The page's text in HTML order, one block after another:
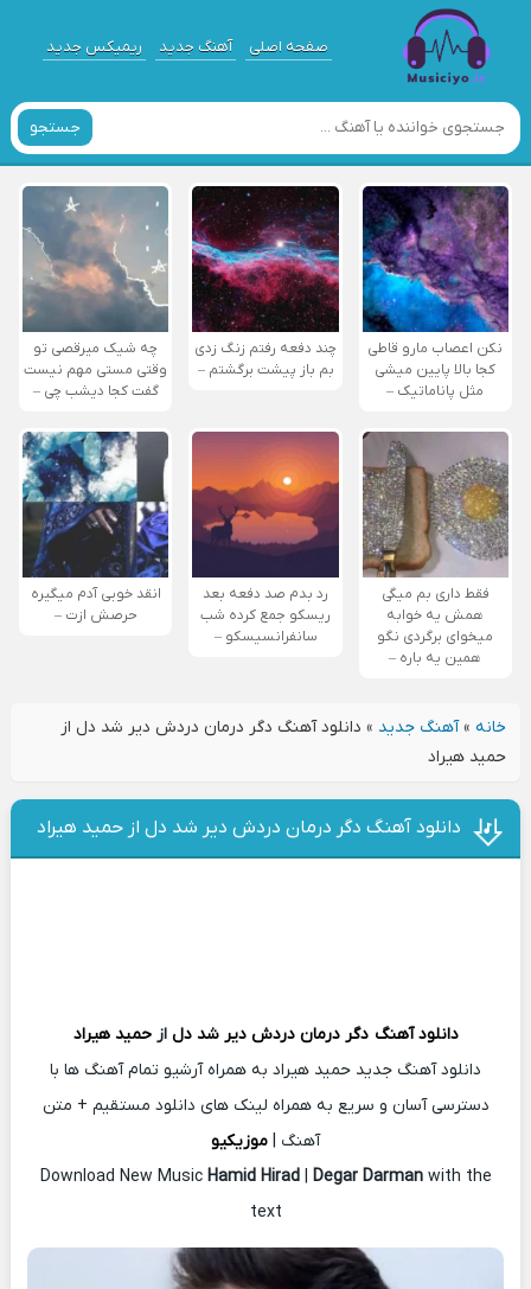
صفحه اصلی آهنگ جدید ریمیکس جدید
جستجو
نکن اعصاب مارو قاطی
کجا بالا پایین میشی
مثل پاناماتیک –
چند دفعه رفتم زنگ زدی
بم باز پیشت برگشتم –
چه شیک میرقصی تو
وقتی مستی مهم نیست
گفت کجا دیشب چی –
فقط داری بم میگی
همش یه خوابه
میخوای برگردی نگو
همین یه باره –
رد بدم صد دفعه بعد
ریسکو جمع کرده شب
سانفرانسیسکو –
انقد خوبی آدم میگیره
حرصش ازت –
خانه»آهنگ جدید » دانلود آهنگ دگر درمان دردش دیر شد دل از
حمید هیراد
دانلود آهنگ دگر درمان دردش دیر شد دل از حمید هیراد
دانلود آهنگ دگر درمان دردش دیر شد دل ازحمید هیراد
دانلود آهنگ جدید حمید هیراد به همراه آرشیو تمام آهنگ ها با
دسترسی آسان و سریع به همراه لینک های دانلود مستقیم + متن
آهنگ | موزیکیو
Download New Music Hamid Hirad| Degar Darman with the
text